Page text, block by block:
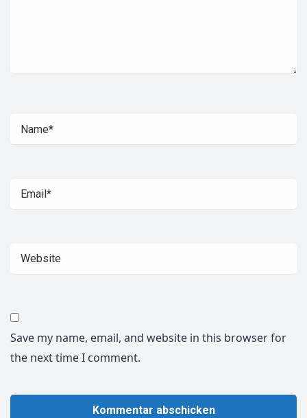
Save my name, email, and website in this browser for
the next time I comment.